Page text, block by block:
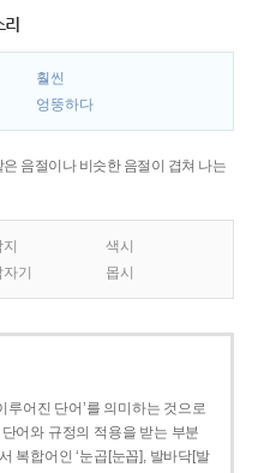
훨씬
엉뚱하다
은 음절이나 비슷한 음절이 겹쳐 나는
색시
기 몹시
루어진 단어’를 의미하는 것으로
어와 규정의 적용을 받는 부분
복합어인 ‘눈곱[눈꼽], 발바닥[발